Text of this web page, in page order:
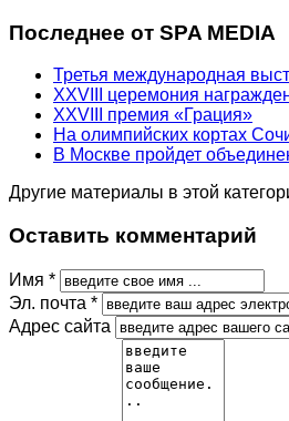
Последнее от SPA MEDIA
Третья международная
XXVIII церемония
XXVIII премия «Грация»
На олимпийских кортах
В Москве пройдет
Другие материалы в этой
Оставить комментарий
Имя *
Эл. почта *
Адрес сайта